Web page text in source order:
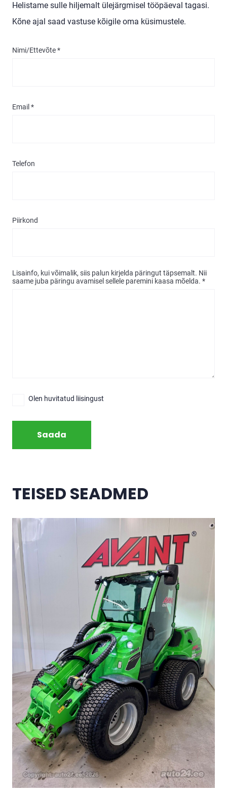
Helistame sulle hiljemalt ülejärgmisel tööpäeval tagasi.
Kõne ajal saad vastuse kõigile oma küsimustele.
Nimi/Ettevõte *
Email *
Telefon
Piirkond
Lisainfo, kui võimalik, siis palun kirjelda päringut täpsemalt. Nii
saame juba päringu avamisel sellele paremini kaasa mõelda. *
Olen huvitatud liisingust
Saada
TEISED SEADMED